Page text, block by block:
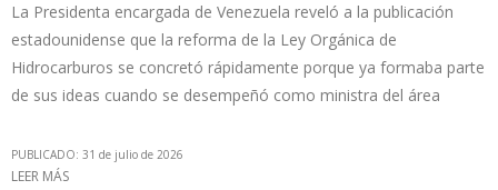
La Presidenta encargada de Venezuela reveló a la publicación
estadounidense que la reforma de la Ley Orgánica de
Hidrocarburos se concretó rápidamente porque ya formaba parte
de sus ideas cuando se desempeñó como ministra del área
PUBLICADO: 31 de julio de 2026
LEER MÁS